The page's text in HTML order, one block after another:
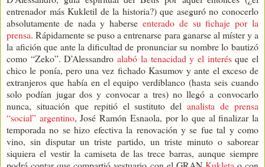
entrenador más Kukletil de la historia?) que aseguró no conocerlo
absolutamente de nada y haberse enterado de su fichaje por la
prensa. Rápidamente se puso a entrenarse para ganarse al míster y a
la afición que ante la dificultad de pronunciar su nombre lo bautizó
como “Zeko”. D’Alessandroalabó la tenacidad y el interésque el
chico le ponía, pero una vez fichado Kasumov y ante el exceso de
extranjeros que había en el equipo verdiblanco (hasta seis cuando
solo podían jugar dos y convocar a tres) no llegó a convocarlo
nunca, situación que repitió el sustituto delanalista de prensa
“social” argentino, José Ramón Esnaola, por lo que al finalizar la
temporada no se hizo efectiva la renovación y se fue tal y como
vino, sin disputar un triste partido, un triste minuto o saborear
siquiera el vestir la camiseta de las trece barras, aunque siempre